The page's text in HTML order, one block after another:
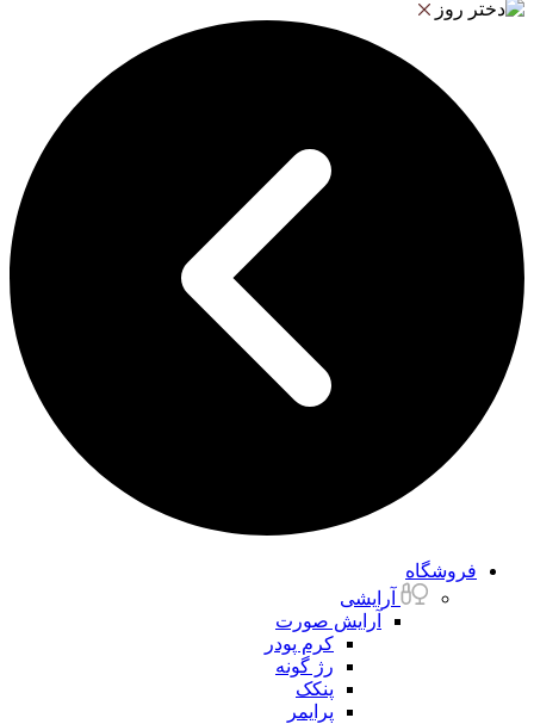
فروشگاه
آرایشی
آرایش صورت
کرم پودر
رژ گونه
پنکک
پرایمر